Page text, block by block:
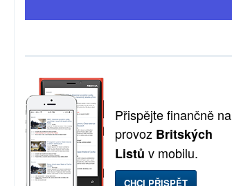
Přispějte finančně na
provoz Britských
Listů v mobilu.
CHCI PŘISPĚT